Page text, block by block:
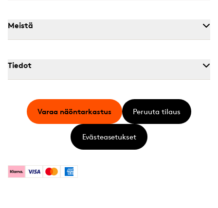
Meistä
Tiedot
KlarnaVisa MastercardAmerican Express
Varaa näöntarkastus Peruuta tilaus
Evästeasetukset